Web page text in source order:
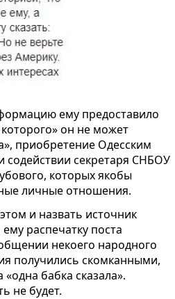
ему предоставило
он не может
приобретение Одесским
содействии секретаря СНБОУ
которых якобы
личные отношения.
и назвать источник
распечатку поста
некоего народного
получились скомканными,
бабка сказала».
не будет.